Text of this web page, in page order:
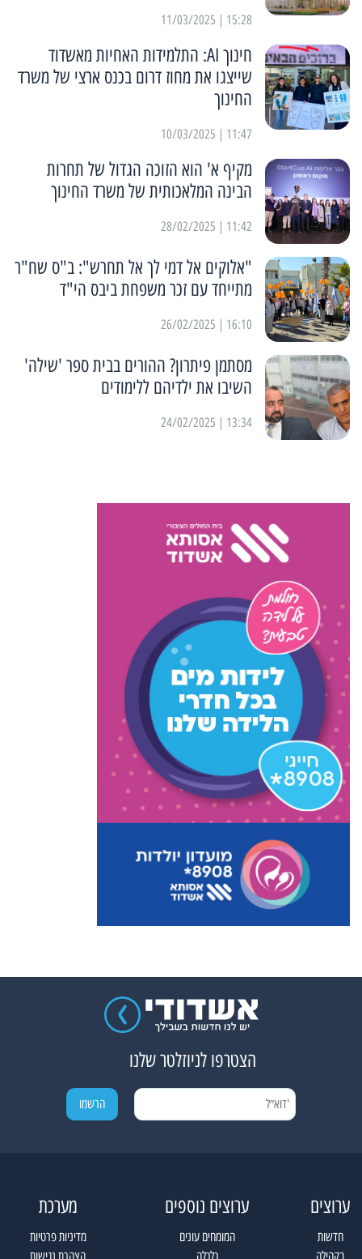
15:28 | 11/03/2025
חינוך AI: התלמידות האחיות מאשדוד
שייצגו את מחוז דרום בכנס ארצי של משרד
החינוך
11:47 | 10/03/2025
מקיף א' הוא הזוכה הגדול של תחרות
הבינה המלאכותית של משרד החינוך
11:42 | 28/02/2025
"אלוקים אל דמי לך אל תחרש": ב"ס שח"ר
מתייחד עם זכר משפחת ביבס הי"ד
16:10 | 26/02/2025
מסתמן פיתרון? ההורים בבית ספר 'שילה'
השיבו את ילדיהם ללימודים
13:34 | 24/02/2025
הצטרפו לניוזלטר שלנו
ערוצים
חדשות
בקהילה
ערוצים נוספים
המומחים עונים
כלכלה
מערכת
מדיניות פרטיות
הצהרת נגישות